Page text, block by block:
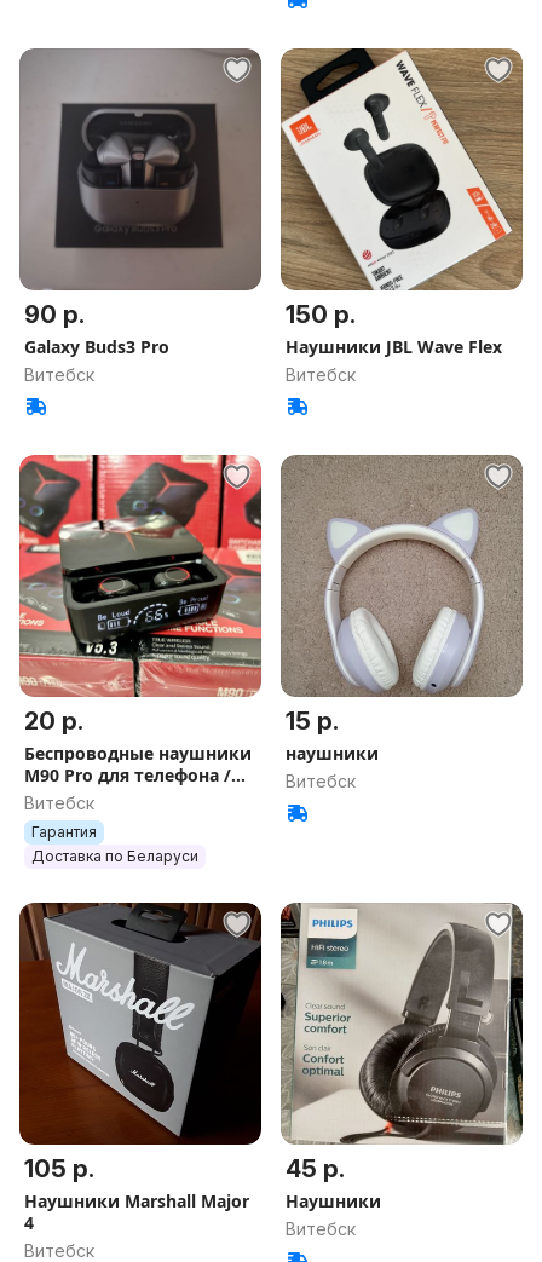
90 р.
Galaxy Buds3 Pro
Витебск
150 р.
Наушники JBL Wave Flex
Витебск
20 р.
Беспроводные наушники
M90 Pro для телефона /
Блютуз с микрофоном
для смартфона
Витебск
Гарантия
Доставка по Беларуси
15 р.
наушники
Витебск
105 р.
Наушники Marshall Major
4
Витебск
45 р.
Наушники
Витебск